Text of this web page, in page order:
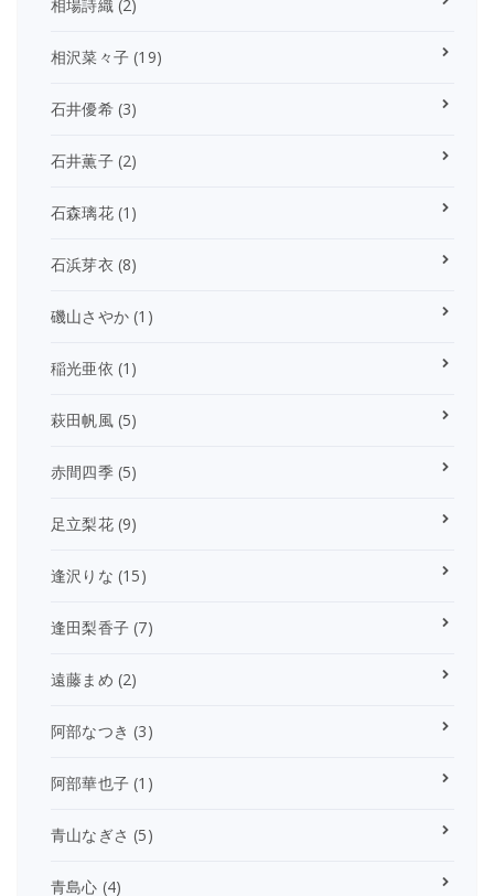
相場詩織(2)
相沢菜々子 (19)
石井優希(3)
石井薫子(2)
石森璃花(1)
石浜芽衣 (8)
磯山さやか (1)
稲光亜依 (1)
萩田帆風(5)
赤間四季(5)
足立梨花(9)
逢沢りな (15)
逢田梨香子 (7)
遠藤まめ (2)
阿部なつき (3)
阿部華也子 (1)
青山なぎさ (5)
青島心 (4)